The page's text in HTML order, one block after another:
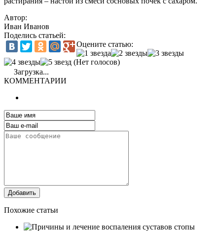
Автор:
Иван Иванов
Поделись статьей:
Оцените статью:
(Нет голосов)
Загрузка...
КОММЕНТАРИИ
Добавить
Похожие статьи